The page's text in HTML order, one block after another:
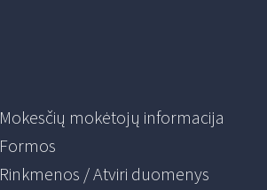
Mokesčių mokėtojų informacija
Formos
Rinkmenos / Atviri duomenys